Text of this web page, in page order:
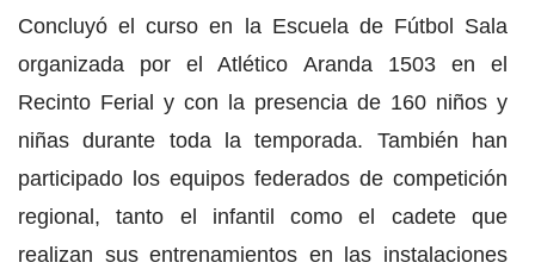
Concluyó el curso en la Escuela de Fútbol Sala
organizada por el Atlético Aranda 1503 en el
Recinto Ferial y con la presencia de 160 niños y
niñas durante toda la temporada. También han
participado los equipos federados de competición
regional, tanto el infantil como el cadete que
realizan sus entrenamientos en las instalaciones